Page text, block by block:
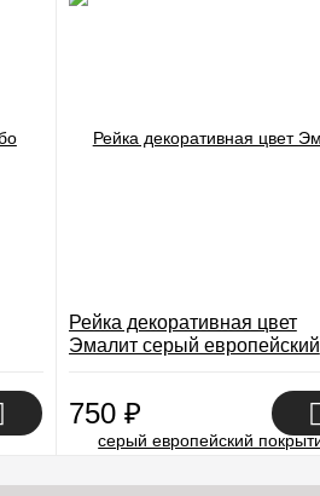
Рейка декоративная цвет
Эмалит серый европейский
750 ₽